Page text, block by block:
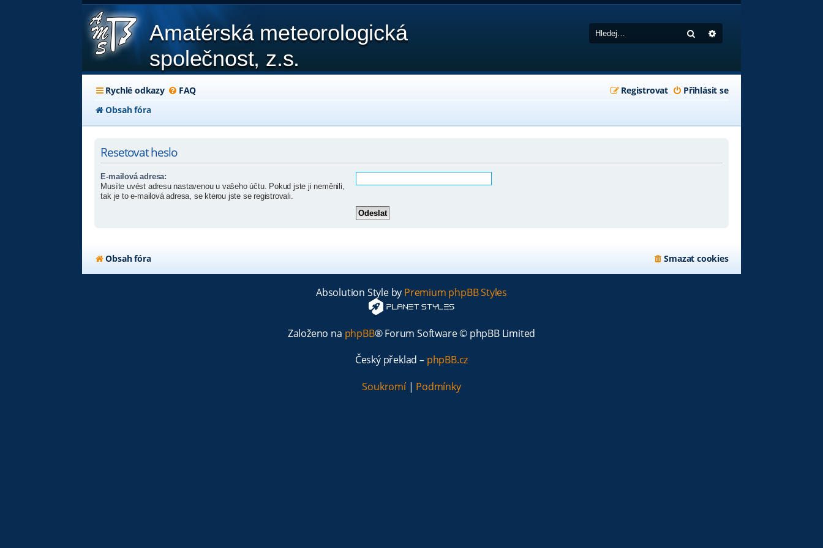
Amatérská meteorologická
společnost, z.s.
Hledat
Rychlé odkazy FAQ Přihlásit se
Registrovat
Obsah fóra
Resetovat heslo
E-mailová adresa:
Musíte uvést adresu nastavenou u vašeho účtu. Pokud jste ji neměnili,
tak je to e-mailová adresa, se kterou jste se registrovali.
Obsah fóra Smazat cookies
Absolution Style by Premium phpBB Styles
Založeno na phpBB® Forum Software © phpBB Limited
Český překlad – phpBB.cz
Soukromí| Podmínky